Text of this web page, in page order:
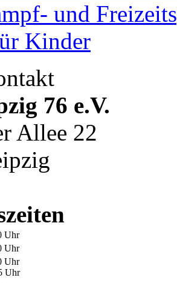
und
Kinder
76 e.V.
Allee 22
Uhr
Uhr
Uhr
Uhr